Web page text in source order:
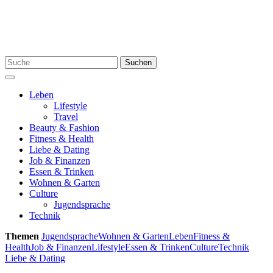
Search
for:
Suchen
Menu
Leben
Lifestyle
Travel
Beauty & Fashion
Fitness & Health
Liebe & Dating
Job & Finanzen
Essen & Trinken
Wohnen & Garten
Culture
Jugendsprache
Technik
Themen JugendspracheWohnen & GartenLebenFitness &
HealthJob & FinanzenLifestyleEssen & TrinkenCultureTechnik
Liebe & Dating